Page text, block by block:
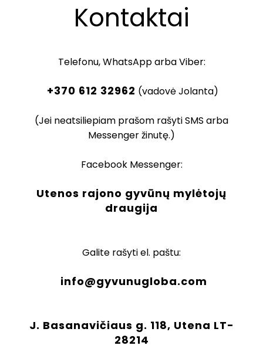
Kontaktai
Telefonu, WhatsApp arba Viber:
+370 612 32962 (vadovė Jolanta)
(Jei neatsiliepiam prašom rašyti SMS arba
Messenger žinutę.)
Facebook Messenger:
Utenos rajono gyvūnų mylėtojų
draugija
Galite rašyti el. paštu:
info@gyvunugloba.com
J. Basanavičiaus g. 118, Utena LT-
28214